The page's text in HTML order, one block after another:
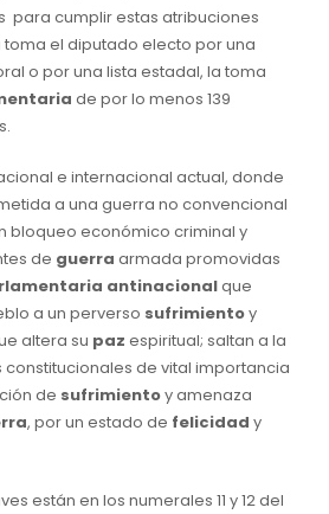
para cumplir estas atribuciones
el diputado electo por una
o por una lista estadal, la toma
de por lo menos 139
e internacional actual, donde
a una guerra no convencional
bloqueo económico criminal y
de guerra armada promovidas
antinacionalque
a un perverso sufrimientoy
altera su paz espiritual; saltan a la
de vital importancia
de sufrimientoy amenaza
, por un estado de felicidad y
están en los numerales 11 y 12 del